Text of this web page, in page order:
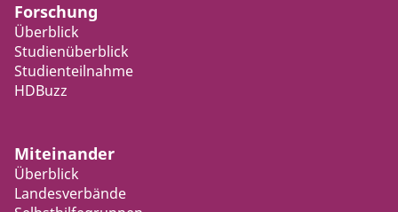
Forschung
Überblick
Studienüberblick
Studienteilnahme
HDBuzz
Miteinander
Überblick
Landesverbände